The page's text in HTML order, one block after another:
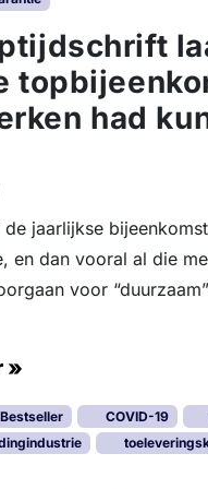
s
t
r
i
had
jaarlijkse
en dan vooral al die
voor
»
Bestseller COVID-19